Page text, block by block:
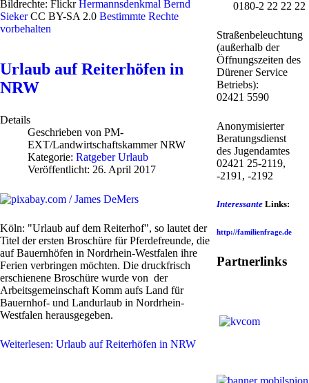
Bildrechte: FlickrHermannsdenkmal Bernd
SiekerCC BY-SA 2.0 Bestimmte Rechte
vorbehalten
Urlaub auf Reiterhöfen in
NRW
Details
Geschrieben von PM-
EXT/Landwirtschaftskammer NRW
Kategorie: Ratgeber Urlaub
Veröffentlicht: 26. April 2017
Köln: "Urlaub auf dem Reiterhof", so lautet der
Titel der ersten Broschüre für Pferdefreunde, die
auf Bauernhöfen in Nordrhein-Westfalen ihre
Ferien verbringen möchten. Die druckfrisch
erschienene Broschüre wurde von der
Arbeitsgemeinschaft Komm aufs Land für
Bauernhof- und Landurlaub in Nordrhein-
Westfalen herausgegeben.
Weiterlesen: Urlaub auf Reiterhöfen in NRW
0180-2 22 22 22
Straßenbeleuchtung
(außerhalb der
Öffnungszeiten des
Dürener Service
Betriebs):
02421 5590
Anonymisierter
Beratungsdienst
des Jugendamtes
02421 25-2119,
-2191, -2192
InteressanteLinks:
http://familienfrage.de
Partnerlinks